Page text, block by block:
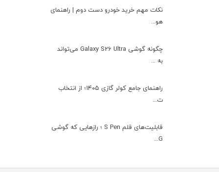
نکات مهم خرید خودرو دست دوم | راهنمای
هو...
چگونه گوشی Galaxy S26 Ultra می‌تواند
به ...
راهنمای جامع کولر گازی ۱۴۰۵؛ از انتخاب
ت...
قابلیت‌های قلم S Pen ؛ رازهایی که گوشی
G...